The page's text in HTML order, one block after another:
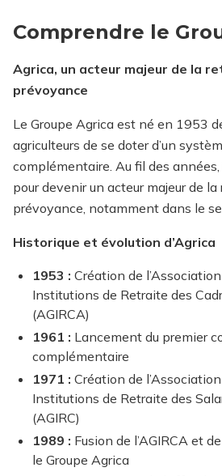
Comprendre le
Agrica, un acteur majeur de la
prévoyance
Le Groupe Agrica est né en 1953
agriculteurs de se doter d’un
complémentaire. Au fil des
pour devenir un acteur majeur de
prévoyance, notamment dans le
Historique et évolution d’Agrica
1953 : Création de
Institutions de Retraite des
(AGIRCA)
1961 : Lancement du premier
complémentaire
1971 : Création de
Institutions de Retraite des
(AGIRC)
1989 : Fusion de l’AGIRCA et
le Groupe Agrica